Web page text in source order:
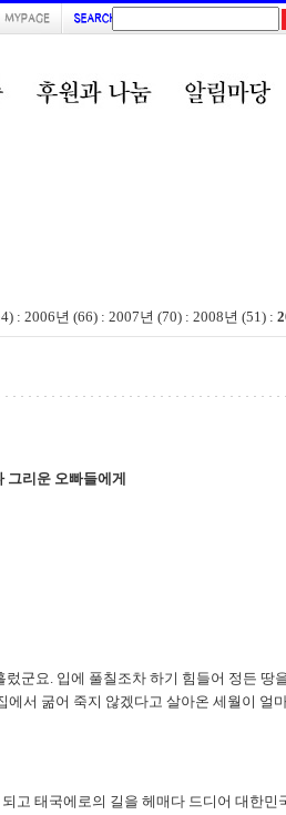
: 2006년 (66) : 2007년 (70) : 2008년 (51) :
그리운 오빠들에게
임
군요. 입에 풀칠조차 하기 힘들어 정든 땅
서 굶어 죽지 않겠다고 살아온 세월이 얼
고 태국에로의 길을 헤매다 드디어 대한민